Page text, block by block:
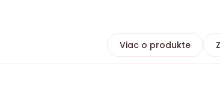
Viac o produkte